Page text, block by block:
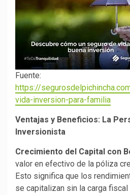
Fuente:
https://
vida-inversion-para-familia
Ventajas y Beneficios: La
Inversionista
Crecimiento del Capital con
valor en efectivo de la póliza
Esto significa que los
se capitalizan sin la carga fiscal